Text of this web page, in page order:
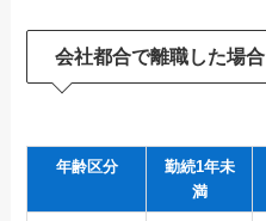
会社都合で離職した場合
年齢区分
勤続1年未
満